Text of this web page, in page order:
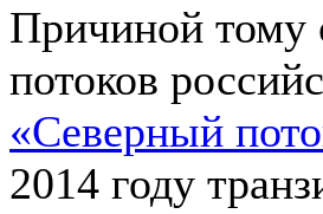
Причиной тому
потоков
«Северный
2014 году